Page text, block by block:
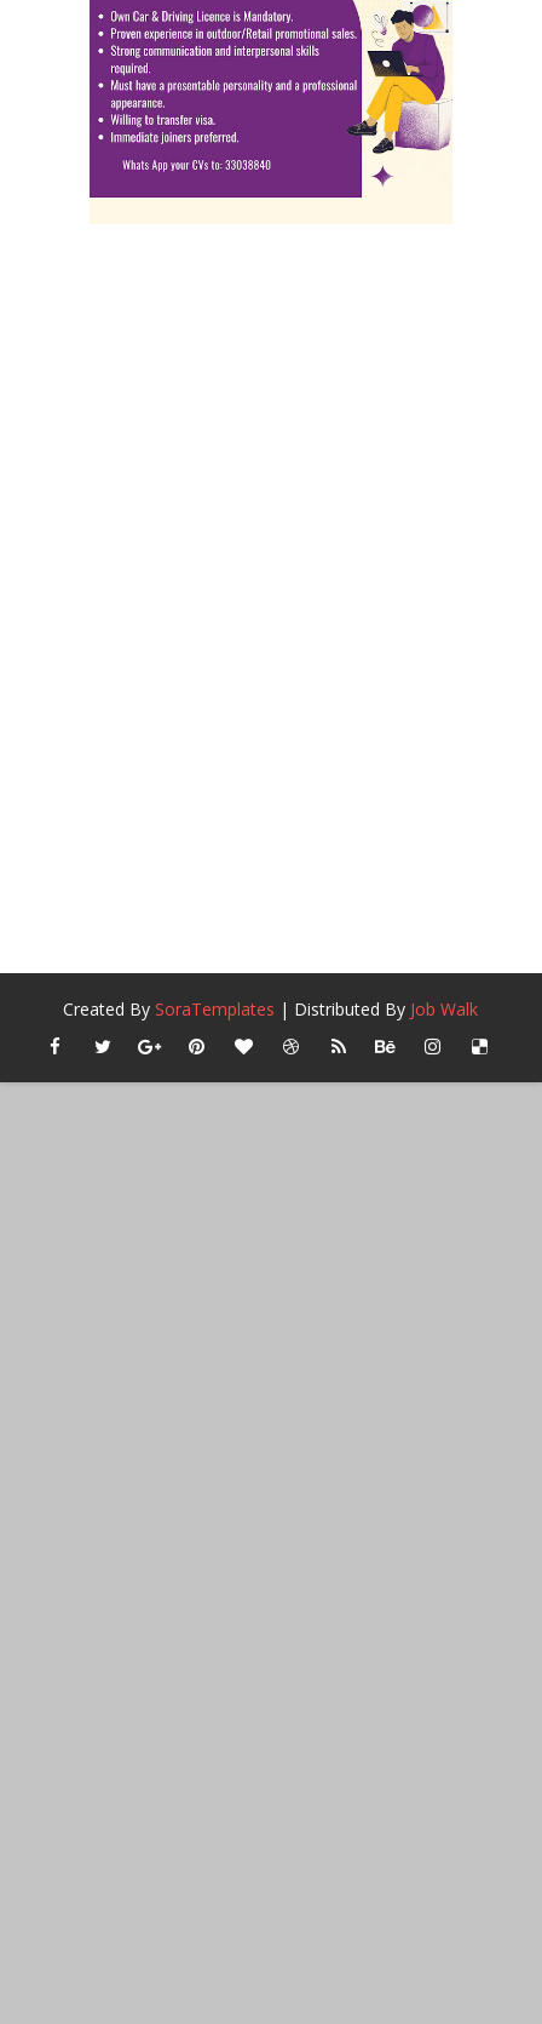
Created BySoraTemplates | Distributed By Job Walk